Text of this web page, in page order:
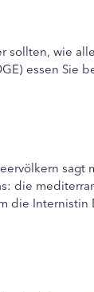
sollten, wie
essen Sie
sagt
die
die Internistin